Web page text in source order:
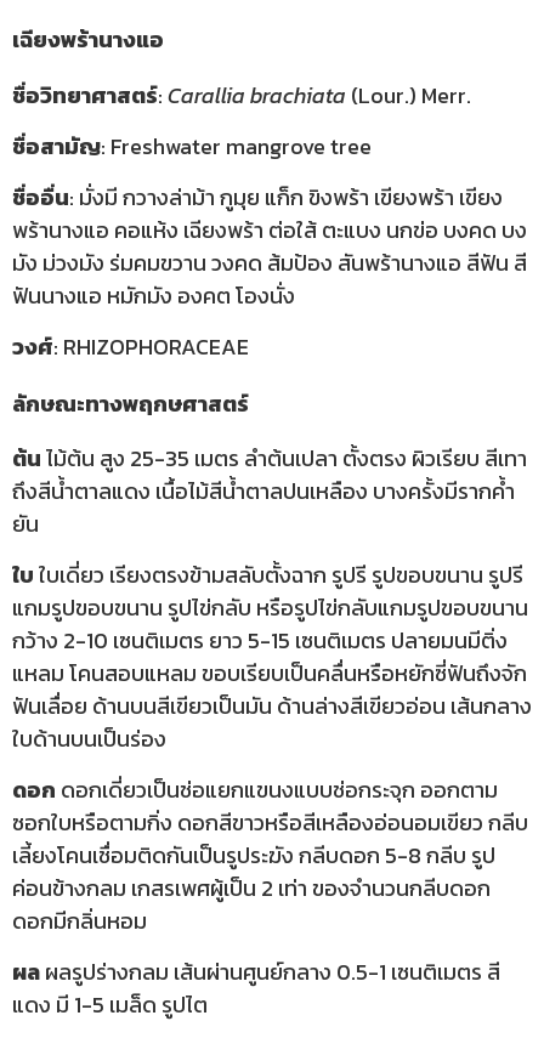
เฉียงพร้านางแอ
ชื่อวิทยาศาสตร์:Carallia brachiata (Lour.) Merr.
ชื่อสามัญ: Freshwater mangrove tree
ชื่ออื่น: มั่งมี กวางล่าม้า กูมุย แก็ก ขิงพร้า เขียงพร้า เขียง
พร้านางแอ คอแห้ง เฉียงพร้า ต่อใส้ ตะแบง นกข่อ บงคด บง
มัง ม่วงมัง ร่มคมขวาน วงคด ส้มป้อง สันพร้านางแอ สีฟัน สี
ฟันนางแอ หมักมัง องคต โองนั่ง
วงศ์: RHIZOPHORACEAE
ลักษณะทางพฤกษศาสตร์
ต้นไม้ต้น สูง 25-35 เมตร ลำต้นเปลา ตั้งตรง ผิวเรียบ สีเทา
ถึงสีน้ำตาลแดง เนื้อไม้สีน้ำตาลปนเหลือง บางครั้งมีรากค้ำ
ยัน
ใบใบเดี่ยว เรียงตรงข้ามสลับตั้งฉาก รูปรี รูปขอบขนาน รูปรี
แกมรูปขอบขนาน รูปไข่กลับ หรือรูปไข่กลับแกมรูปขอบขนาน
กว้าง 2-10 เซนติเมตร ยาว 5-15 เซนติเมตร ปลายมนมีติ่ง
แหลม โคนสอบแหลม ขอบเรียบเป็นคลื่นหรือหยักซี่ฟันถึงจัก
ฟันเลื่อย ด้านบนสีเขียวเป็นมัน ด้านล่างสีเขียวอ่อน เส้นกลาง
ใบด้านบนเป็นร่อง
ดอก ดอกเดี่ยวเป็นช่อแยกแขนงแบบช่อกระจุก ออกตาม
ซอกใบหรือตามกิ่ง ดอกสีขาวหรือสีเหลืองอ่อนอมเขียว กลีบ
เลี้ยงโคนเชื่อมติดกันเป็นรูประฆัง กลีบดอก 5-8 กลีบ รูป
ค่อนข้างกลม เกสรเพศผู้เป็น 2 เท่า ของจำนวนกลีบดอก
ดอกมีกลิ่นหอม
ผลผลรูปร่างกลม เส้นผ่านศูนย์กลาง 0.5-1 เซนติเมตร สี
แดง มี 1-5 เมล็ด รูปไต